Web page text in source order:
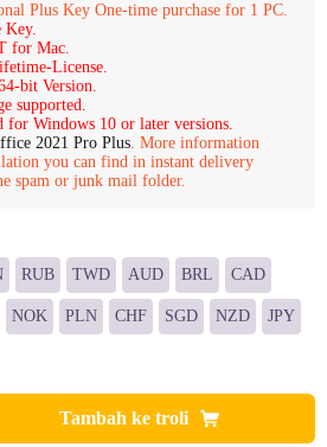
Plus Key One-time purchase for 1 PC.
Key.
for Mac.
License.
bit Version.
supported.
Windows 10 or later versions.
2021 Pro Plus. More information
you can find in instant delivery
spam or junk mail folder.
RUB TWD AUD BRL CAD
NOK PLN CHF SGD NZD JPY
Tambah ke troli